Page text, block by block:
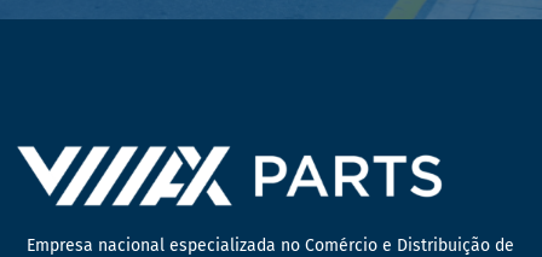
Empresa nacional especializada no Comércio e Distribuição de